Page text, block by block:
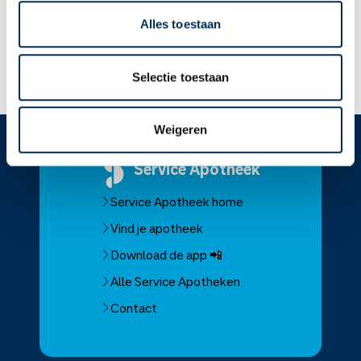
Alles toestaan
Selectie toestaan
Weigeren
het medicijn binnen krijgen.
Lees meer op apotheek.nl
ServiceApotheek
Service Apotheek home
Vind je apotheek
Download de app 📲
Alle Service Apotheken
Contact